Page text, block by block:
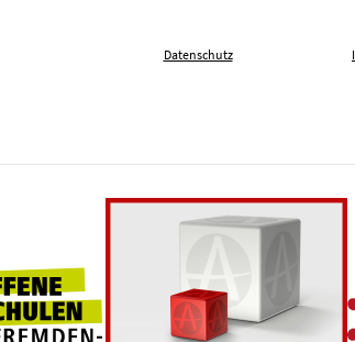
Datenschutz
für Musik und Tanz Köln
Weltoffene Hochschulen gegen